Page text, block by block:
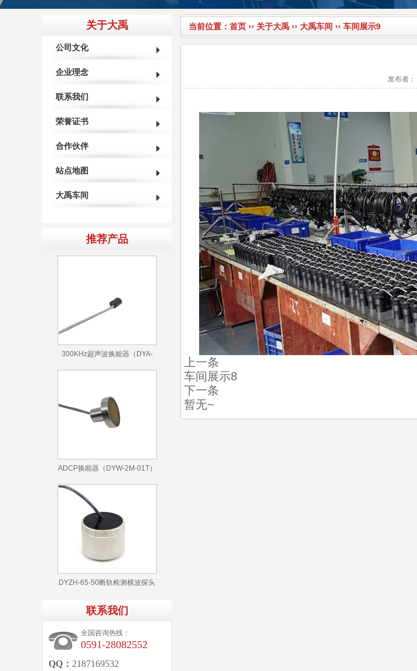
当前位置： 首页 ›› 关于大禹 ›› 大禹车间 ›› 车间展示9
发布者：
上一条
车间展示8
下一条
暂无~
关于大禹
公司文化
企业理念
联系我们
荣誉证书
合作伙伴
站点地图
大禹车间
推荐产品
300KHz超声波换能器（DYA-
ADCP换能器（DYW-2M-01T）
DYZH-65-50断轨检测横波探头
联系我们
全国咨询热线：
0591-28082552
QQ： 2187169532